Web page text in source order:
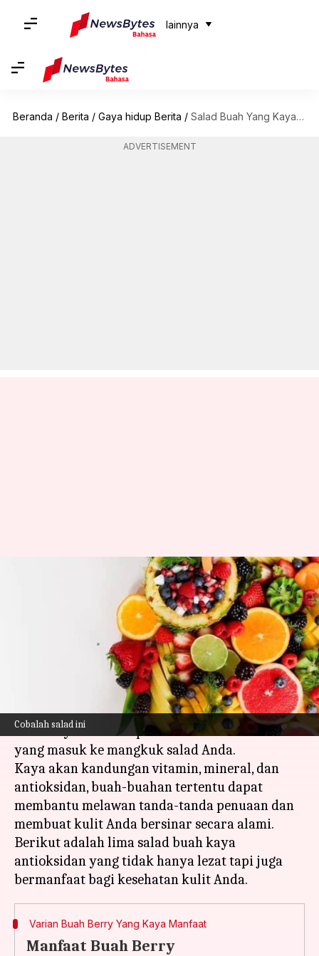
lainnya
Beranda / Berita / Gaya hidup Berita / Salad Buah Yang Kaya Antioksidan Untuk Kesehatan Kulit
ADVERTISEMENT
Cobalah salad ini
Salad Buah Yang Kaya
Antioksidan Untuk Kesehatan
Apr 16, 2024 10:31 am
Asupan yang memberikan manfaat agar kulit
bercahaya bisa didapatkan dari buah-buahan
yang masuk ke mangkuk salad Anda.
Kaya akan kandungan vitamin, mineral, dan
antioksidan, buah-buahan tertentu dapat
membantu melawan tanda-tanda penuaan dan
membuat kulit Anda bersinar secara alami.
Berikut adalah lima salad buah kaya
antioksidan yang tidak hanya lezat tapi juga
Varian Buah Berry Yang Kaya Manfaat
Manfaat Buah Berry